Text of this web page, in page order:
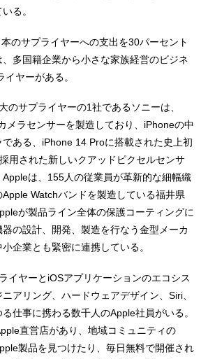
る。
のサプライヤーへの支出を30パーセント
多国籍企業から小さな家族経営のビジネ
ヤーがある。
のサプライヤーの1社であるソニーは、
メラセンサーを製造しており、iPhoneの中
ある、iPhone 14 Proに搭載された史上初
用された新しいクアッドピクセルセンサ
は、155人の従業員が革新的な細幅織
Watchバンドを製造している福井県
が製品ライン全体の保護コーティングに
の設計、開発、製造を行なう金型メーカ
企業とも緊密に連携している。
イヤーとiOSアプリケーションのエコシス
アリング、ハードウェアデザイン、Siri、
仕事に携わる数千人のApple社員がいる。
直営店があり、地域コミュニティの
製品を見つけたり、毎日無料で開催され